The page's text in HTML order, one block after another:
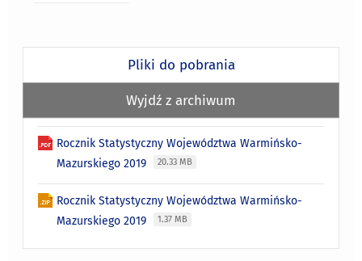
Pliki do pobrania
Wyjdź z archiwum
Rocznik Statystyczny Województwa Warmińsko-
Mazurskiego 2019
20.33 MB
Rocznik Statystyczny Województwa Warmińsko-
Mazurskiego 2019
1.37 MB